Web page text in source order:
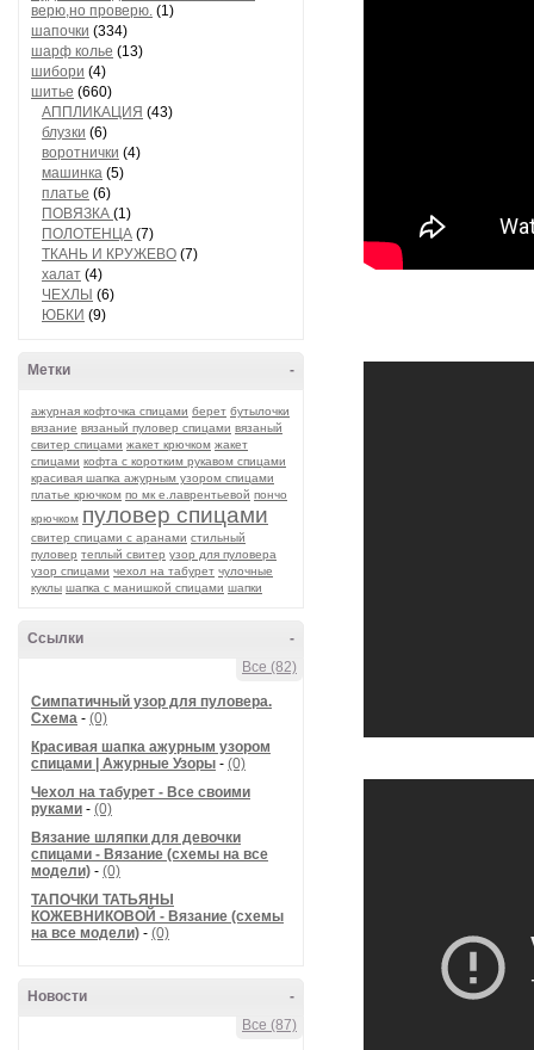
верю,но проверю. (1)
шапочки (334)
шарф колье (13)
шибори (4)
шитье (660)
АППЛИКАЦИЯ (43)
блузки (6)
воротнички (4)
машинка (5)
платье (6)
ПОВЯЗКА (1)
ПОЛОТЕНЦА (7)
ТКАНЬ И КРУЖЕВО (7)
халат (4)
ЧЕХЛЫ (6)
ЮБКИ (9)
-
Метки
ажурная кофточка спицами берет бутылочки
вязание вязаный пуловер спицами вязаный
свитер спицами жакет крючком жакет
спицами кофта с коротким рукавом спицами
красивая шапка ажурным узором спицами
платье крючком по мк е.лаврентьевой пончо
крючком пуловер спицами
свитер спицами с аранами стильный
пуловер теплый свитер узор для пуловера
узор спицами чехол на табурет чулочные
куклы шапка с манишкой спицами шапки
-
Ссылки
Все (82)
Симпатичный узор для пуловера.
Схема - (0)
Красивая шапка ажурным узором
спицами | Ажурные Узоры - (0)
Чехол на табурет - Все своими
руками - (0)
Вязание шляпки для девочки
спицами - Вязание (схемы на все
модели) - (0)
ТАПОЧКИ ТАТЬЯНЫ
КОЖЕВНИКОВОЙ - Вязание (схемы
на все модели) - (0)
-
Новости
Все (87)